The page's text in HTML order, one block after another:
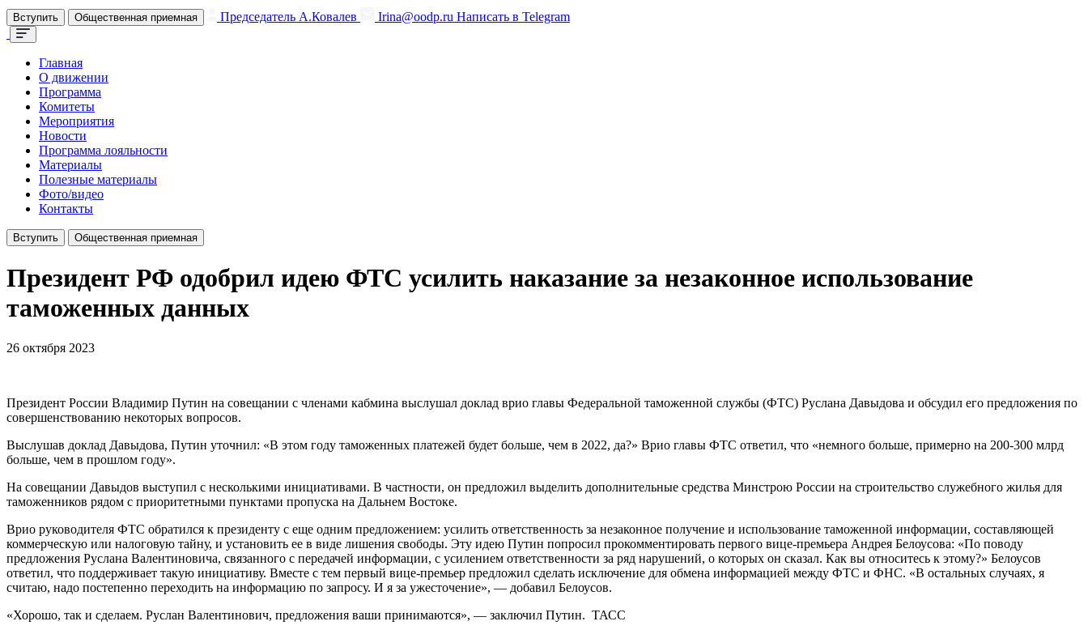
Вступить Общественная приемная Председатель А.Ковалев Irina@oodp.ru Написать в Telegram
Главная
О движении
Программа
Комитеты
Мероприятия
Новости
Программа лояльности
Материалы
Полезные материалы
Фото/видео
Контакты
Вступить Общественная приемная
Президент РФ одобрил идею ФТС усилить наказание за незаконное использование
таможенных данных
26 октября 2023
Президент России Владимир Путин на совещании с членами кабмина выслушал доклад врио главы Федеральной таможенной службы (ФТС) Руслана Давыдова и обсудил его предложения по
совершенствованию некоторых вопросов.
Выслушав доклад Давыдова, Путин уточнил: «В этом году таможенных платежей будет больше, чем в 2022, да?» Врио главы ФТС ответил, что «немного больше, примерно на 200-300 млрд
больше, чем в прошлом году».
На совещании Давыдов выступил с несколькими инициативами. В частности, он предложил выделить дополнительные средства Минстрою России на строительство служебного жилья для
таможенников рядом с приоритетными пунктами пропуска на Дальнем Востоке.
Врио руководителя ФТС обратился к президенту с еще одним предложением: усилить ответственность за незаконное получение и использование таможенной информации, составляющей
коммерческую или налоговую тайну, и установить ее в виде лишения свободы. Эту идею Путин попросил прокомментировать первого вице-премьера Андрея Белоусова: «По поводу
предложения Руслана Валентиновича, связанного с передачей информации, с усилением ответственности за ряд нарушений, о которых он сказал. Как вы относитесь к этому?» Белоусов
ответил, что поддерживает такую инициативу. Вместе с тем первый вице-премьер предложил сделать исключение для обмена информацией между ФТС и ФНС. «В остальных случаях, я
считаю, надо постепенно переходить на информацию по запросу. И я за ужесточение», — добавил Белоусов.
«Хорошо, так и сделаем. Руслан Валентинович, предложения ваши принимаются», — заключил Путин. ТАСС